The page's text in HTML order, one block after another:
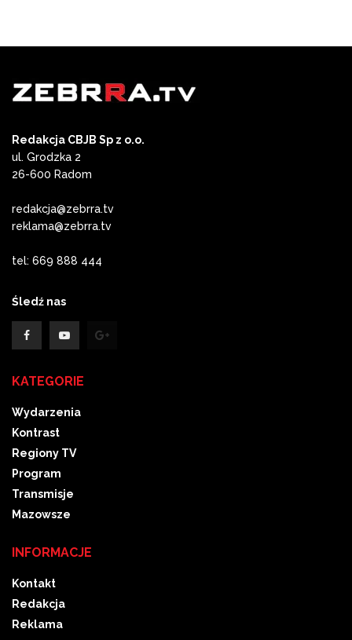
Redakcja CBJB Sp z o.o.
ul. Grodzka 2
26-600 Radom
redakcja@zebrra.tv
reklama@zebrra.tv
tel: 669 888 444
Śledź nas
KATEGORIE
Wydarzenia
Kontrast
Regiony TV
Program
Transmisje
Mazowsze
INFORMACJE
Kontakt
Redakcja
Reklama